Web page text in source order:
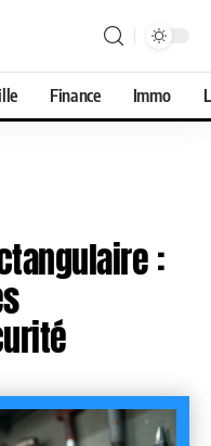
Finance Immo
: